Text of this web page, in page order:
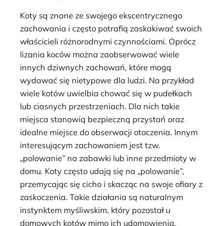
Koty są znane ze swojego ekscentrycznego
zachowania i często potrafią zaskakiwać swoich
właścicieli różnorodnymi czynnościami. Oprócz
lizania koców można zaobserwować wiele
innych dziwnych zachowań, które mogą
wydawać się nietypowe dla ludzi. Na przykład
wiele kotów uwielbia chować się w pudełkach
lub ciasnych przestrzeniach. Dla nich takie
miejsca stanowią bezpieczną przystań oraz
idealne miejsce do obserwacji otoczenia. Innym
interesującym zachowaniem jest tzw.
„polowanie” na zabawki lub inne przedmioty w
domu. Koty często udają się na „polowanie”,
przemycając się cicho i skacząc na swoje ofiary z
zaskoczenia. Takie działania są naturalnym
instynktem myśliwskim, który pozostał u
domowych kotów mimo ich udomowienia.